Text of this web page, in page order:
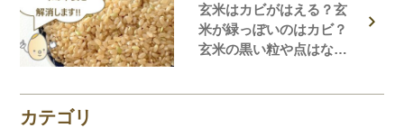
紹介！
玄米はカビがはえる？玄
米が緑っぽいのはカビ？
玄米の黒い粒や点はな
カテゴリ